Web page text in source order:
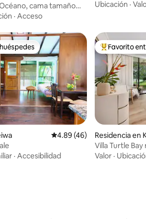
cama tamaño
· Acceso
vistas a Waikiki
Ubicación ·
5; 6 evaluaciones
Calificación promedio: 4.89
4.89 (46)
· Accesibilidad
De los
Favorito
Residencia en
Villa Turtle Bay
alberca
Valor ·